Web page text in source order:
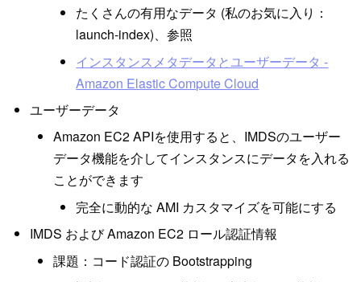
たくさんの有用なデータ (私のお気に入り：
launch-index)、参照
インスタンスメタデータとユーザーデータ -
Amazon Elastic Compute Cloud
ユーザーデータ
Amazon EC2 APIを使用すると、IMDSのユーザー
データ機能を介してインスタンスにデータを入れる
ことができます
完全に動的な AMI カスタマイズを可能にする
IMDS および Amazon EC2 ロール認証情報
課題：コード認証の Bootstrapping